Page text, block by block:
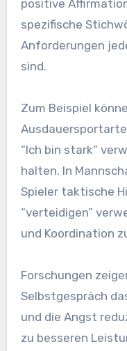
positive
spezifische
Anforderungen
sind.
Zum Beispiel
“Ich bin stark”
halten. In
Spieler taktische
“verteidigen”
und Koordination
Forschungen
Selbstgespräch
und die Angst
zu besseren